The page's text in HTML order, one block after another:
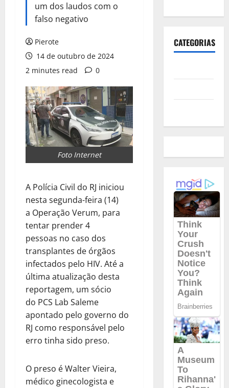
um dos laudos com o
falso negativo
Pierote
14 de outubro de 2024
2 minutes read
0
Foto Internet
A Polícia Civil do RJ iniciou
nesta segunda-feira (14)
a Operação Verum, para
tentar prender 4
pessoas no caso dos
transplantes de órgãos
infectados pelo HIV. Até a
última atualização desta
reportagem, um sócio
do PCS Lab Saleme
apontado pelo governo do
RJ como responsável pelo
erro tinha sido preso.
O preso é Walter Vieira,
médico ginecologista e
CATEGORIAS